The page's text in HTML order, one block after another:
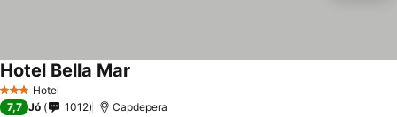
3 Kategória
Hotel
Hotel Bella Mar
7,7 Jó 1012 Capdepera